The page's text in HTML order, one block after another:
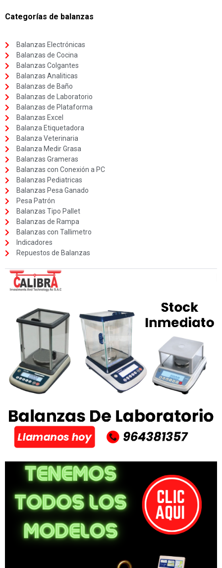
Categorías de balanzas
Balanzas Electrónicas
Balanzas de Cocina
Balanzas Colgantes
Balanzas Analiticas
Balanzas de Baño
Balanzas de Laboratorio
Balanzas de Plataforma
Balanzas Excel
Balanza Etiquetadora
Balanza Veterinaria
Balanza Medir Grasa
Balanzas Grameras
Balanzas con Conexión a PC
Balanzas Pediatricas
Balanzas Pesa Ganado
Pesa Patrón
Balanzas Tipo Pallet
Balanzas de Rampa
Balanzas con Tallimetro
Indicadores
Repuestos de Balanzas